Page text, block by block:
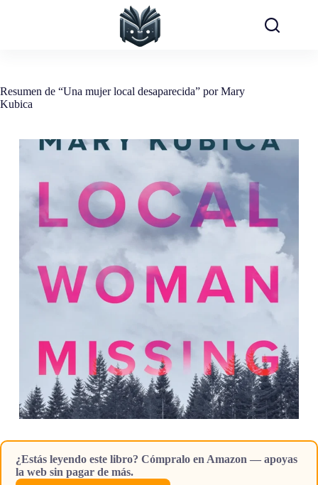
Resumen de “Una mujer local desaparecida” por Mary
Kubica
¿Estás leyendo este libro? Cómpralo en Amazon — apoyas
la web sin pagar de más.